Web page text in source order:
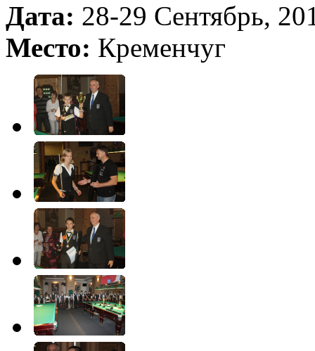
Дата: 28-29 Сентябрь,
Место: Кременчуг